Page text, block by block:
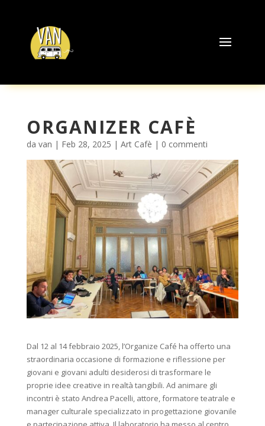
ORGANIZER CAFÈ
da van | Feb 28, 2025 | Art Cafè | 0 commenti
Dal 12 al 14 febbraio 2025, l’Organize Café ha offerto una
straordinaria occasione di formazione e riflessione per
giovani e giovani adulti desiderosi di trasformare le
proprie idee creative in realtà tangibili. Ad animare gli
incontri è stato Andrea Pacelli, attore, formatore teatrale e
manager culturale specializzato in progettazione giovanile